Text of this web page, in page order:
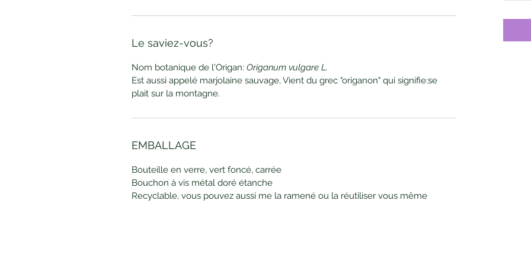
Le saviez-vous?
Nom botanique de l'Origan: Origanum vulgare L.
Est aussi appelé marjolaine sauvage, Vient du grec "origanon" qui signifie:se
plait sur la montagne.
EMBALLAGE
Bouteille en verre, vert foncé, carrée
Bouchon à vis métal doré étanche
Recyclable, vous pouvez aussi me la ramené ou la réutiliser vous même